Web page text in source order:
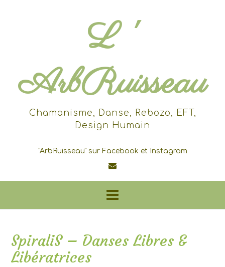
L '
ArbRuisseau
Chamanisme, Danse, Rebozo, EFT,
Design Humain
"ArbRuisseau" sur Facebook et Instagram
SpiraliS – Danses Libres &
Libératrices